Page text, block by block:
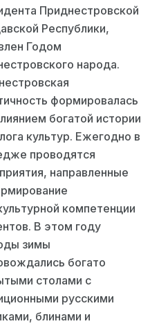
Приднестровской
Республики,
Годом
народа.
формировалась
богатой истории
культур. Ежегодно в
проводятся
направленные
компетенции
В этом году
зимы
богато
столами с
русскими
блинами и